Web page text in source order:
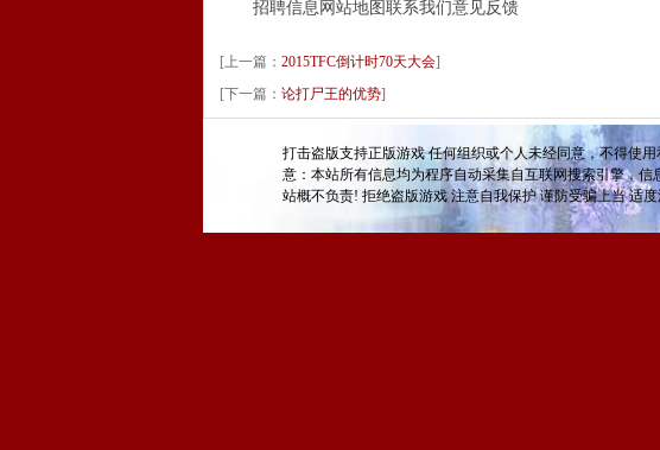
招聘信息网站地图联系我们意见反馈
[上一篇： 2015TFC倒计时70天大会]
[下一篇： 论打尸王的优势]
打击盗版支持正版游戏 任何组织或个人未经同意，不得使
意：本站所有信息均为程序自动采集自互联网搜索引擎，
站概不负责! 拒绝盗版游戏 注意自我保护 谨防受骗上当 适